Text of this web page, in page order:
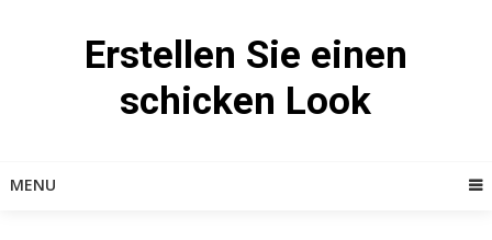
Erstellen Sie einen
schicken Look
MENU